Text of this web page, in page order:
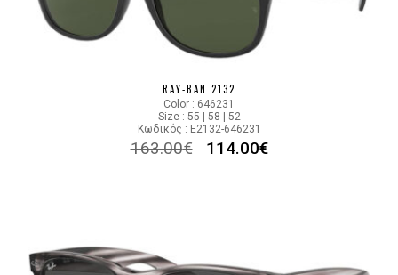
RAY-BAN 2132
Color : 646231
Size : 55 | 58 | 52
Κωδικός : E2132-646231
163.00€ 114.00€